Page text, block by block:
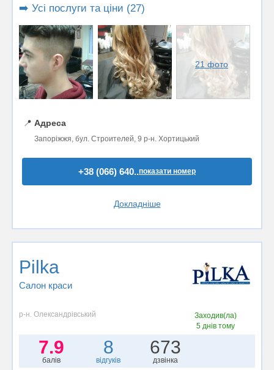
➡️ Усі послуги та ціни (27)
21 фото
📍 Адреса
Запоріжжя, бул. Строителей, 9 р-н. Хортицький
+38 (066) 640..показати номер
Докладніше
Pilka
Салон краси
р-н. Олександрівський
Заходив(ла)
5 днів тому
7.9
балів
8
відгуків
673
дзвінка